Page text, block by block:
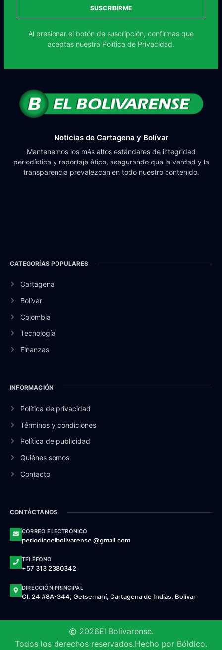
SUSCRIBIRME
Al presionar el botón de suscripción, confirmas que
aceptas nuestra Política de Privacidad.
Noticias de Cartagena y Bolívar
Mantenemos los más altos estándares de integridad
periodística y reportaje ético, asegurando que la verdad y la
transparencia prevalezcan en todo nuestro contenido.
CATEGORÍAS POPULARES
Cartagena
Bolívar
Colombia
Tecnología
Finanzas
INFORMACIÓN
Política de privacidad
Términos y condiciones
Política de publicidad
Quiénes somos
Contacto
CONTÁCTANOS
CORREO ELECTRÓNICO
periodicoelbolivarense @gmail.com
TELÉFONO
+57 313 2380342
DIRECCIÓN PRINCIPAL
Cl. 24 #8A-344, Getsemaní, Cartagena de Indias, Bolívar
2026El Bolivarense.
Todos los derechos reservados.Hecho por Bóldico.